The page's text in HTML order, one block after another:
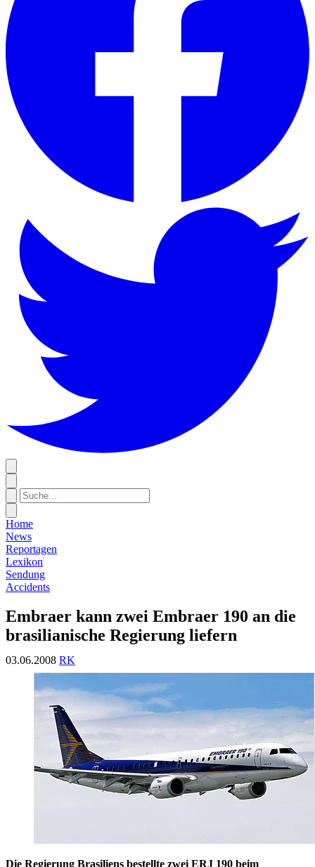
Home
News
Reportagen
Lexikon
Sendung
Accidents
Embraer kann zwei Embraer 190 an die
brasilianische Regierung liefern
03.06.2008 RK
Die Regierung Brasiliens bestellte zwei ERJ 190 beim